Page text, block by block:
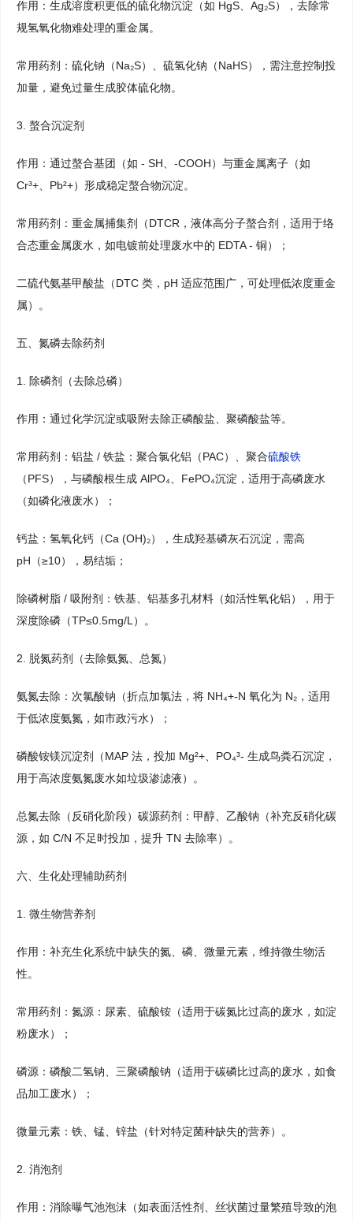
作用：生成溶度积更低的硫化物沉淀（如 HgS、Ag₂S），去除常
规氢氧化物难处理的重金属。
常用药剂：硫化钠（Na₂S）、硫氢化钠（NaHS），需注意控制投
加量，避免过量生成胶体硫化物。
3. 螯合沉淀剂
作用：通过螯合基团（如 - SH、-COOH）与重金属离子（如
Cr³+、Pb²+）形成稳定螯合物沉淀。
常用药剂：重金属捕集剂（DTCR，液体高分子螯合剂，适用于络
合态重金属废水，如电镀前处理废水中的 EDTA - 铜）；
二硫代氨基甲酸盐（DTC 类，pH 适应范围广，可处理低浓度重金
属）。
五、氮磷去除药剂
1. 除磷剂（去除总磷）
作用：通过化学沉淀或吸附去除正磷酸盐、聚磷酸盐等。
常用药剂：铝盐 / 铁盐：聚合氯化铝（PAC）、聚合硫酸铁
（PFS），与磷酸根生成 AlPO₄、FePO₄沉淀，适用于高磷废水
（如磷化液废水）；
钙盐：氢氧化钙（Ca (OH)₂），生成羟基磷灰石沉淀，需高
pH（≥10），易结垢；
除磷树脂 / 吸附剂：铁基、铝基多孔材料（如活性氧化铝），用于
深度除磷（TP≤0.5mg/L）。
2. 脱氮药剂（去除氨氮、总氮）
氨氮去除：次氯酸钠（折点加氯法，将 NH₄+-N 氧化为 N₂，适用
于低浓度氨氮，如市政污水）；
磷酸铵镁沉淀剂（MAP 法，投加 Mg²+、PO₄³- 生成鸟粪石沉淀，
用于高浓度氨氮废水如垃圾渗滤液）。
总氮去除（反硝化阶段）碳源药剂：甲醇、乙酸钠（补充反硝化碳
源，如 C/N 不足时投加，提升 TN 去除率）。
六、生化处理辅助药剂
1. 微生物营养剂
作用：补充生化系统中缺失的氮、磷、微量元素，维持微生物活
性。
常用药剂：氮源：尿素、硫酸铵（适用于碳氮比过高的废水，如淀
粉废水）；
磷源：磷酸二氢钠、三聚磷酸钠（适用于碳磷比过高的废水，如食
品加工废水）；
微量元素：铁、锰、锌盐（针对特定菌种缺失的营养）。
2. 消泡剂
作用：消除曝气池泡沫（如表面活性剂、丝状菌过量繁殖导致的泡